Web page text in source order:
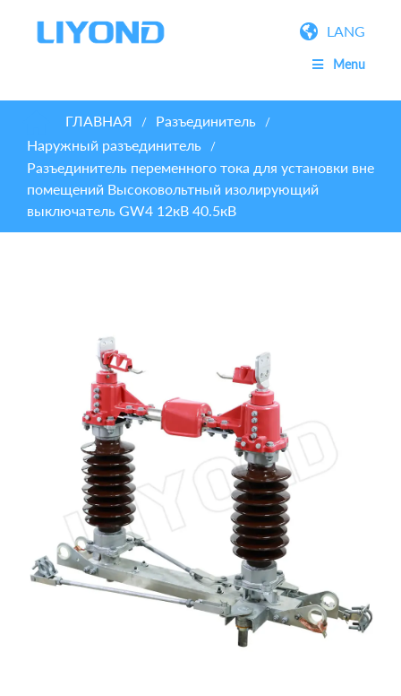
LANG
Menu
ГЛАВНАЯ / Разъединитель /
Наружный разъединитель /
Разъединитель переменного тока для установки вне
помещений Высоковольтный изолирующий
выключатель GW4 12кВ 40.5кВ